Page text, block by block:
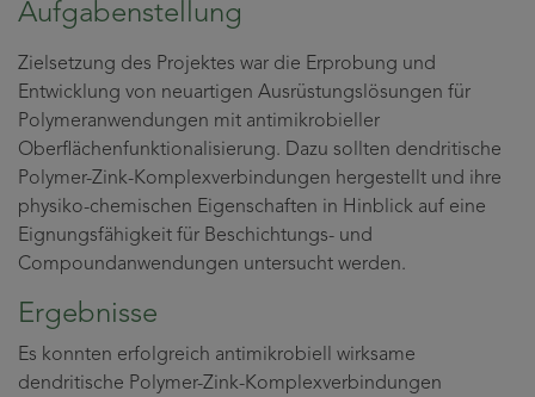
Aufgabenstellung
Zielsetzung des Projektes war die Erprobung und
Entwicklung von neuartigen Ausrüstungslösungen für
Polymeranwendungen mit antimikrobieller
Oberflächenfunktionalisierung. Dazu sollten dendritische
Polymer-Zink-Komplexverbindungen hergestellt und ihre
physiko-chemischen Eigenschaften in Hinblick auf eine
Eignungsfähigkeit für Beschichtungs- und
Compoundanwendungen untersucht werden.
Ergebnisse
Es konnten erfolgreich antimikrobiell wirksame
dendritische Polymer-Zink-Komplexverbindungen